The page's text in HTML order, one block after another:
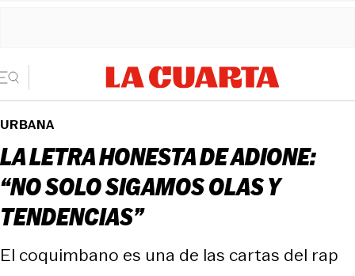
URBANA
LA LETRA HONESTA DE ADIONE:
“NO SOLO SIGAMOS OLAS Y
TENDENCIAS”
El coquimbano es una de las cartas del rap